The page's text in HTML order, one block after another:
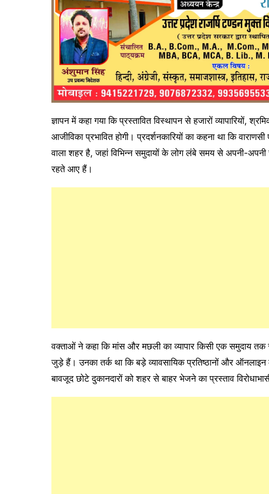
ज्ञापन में कहा गया कि प्रस्तावित विस्थापन से हजारों व्यापारियों,
आजीविका प्रभावित होगी। प्रदर्शनकारियों का कहना था कि
वाला शहर है, जहां विभिन्न समुदायों के लोग लंबे समय से अपनी-
रहते आए हैं।
वक्ताओं ने कहा कि मांस और मछली का व्यापार किसी एक समुदाय तक
जुड़े हैं। उनका तर्क था कि बड़े व्यावसायिक प्रतिष्ठानों और ऑनलाइन
बावजूद छोटे दुकानदारों को शहर से बाहर भेजने का प्रस्ताव